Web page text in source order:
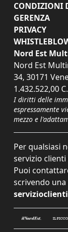
CONDIZIONI
GERENZA
PRIVACY
Nord Est
Nord Est
34, 30171
1.432.522,00
I diritti delle
espressamente
mezzo e
Per qualsiasi
servizio
Puoi
scrivendo una